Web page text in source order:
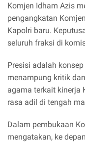
Komjen Idham Azis
pengangkatan
Kapolri baru.
seluruh fraksi di
Presisi adalah
menampung kritik
agama terkait kinerja
rasa adil di tengah
Dalam pembukaan
mengatakan, ke